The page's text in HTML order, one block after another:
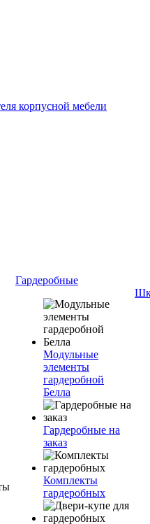
Гардеробные
Модульные
элементы
гардеробной
Белла
Гардеробные на
заказ
Комплекты
гардеробных